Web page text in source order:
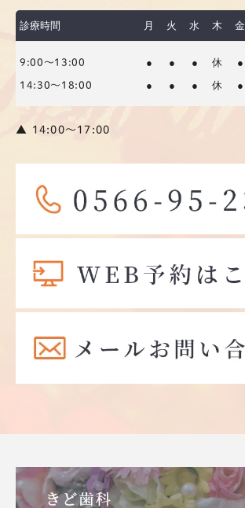
診療時間 月 火 水 木 金
9:00～13:00 ● ● ● 休 ●
14:30～18:00 ● ● ● 休 ●
▲ 14:00〜17:00